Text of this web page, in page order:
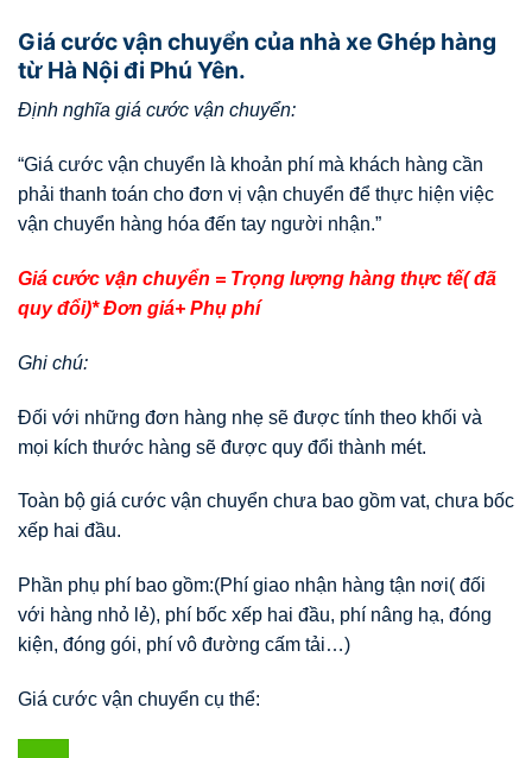
Giá cước vận chuyển của nhà xe Ghép hàng
từ Hà Nội đi Phú Yên.
Định nghĩa giá cước vận chuyển:
“Giá cước vận chuyển là khoản phí mà khách hàng cần
phải thanh toán cho đơn vị vận chuyển để thực hiện việc
vận chuyển hàng hóa đến tay người nhận.”
Giá cước vận chuyển = Trọng lượng hàng thực tế( đã
quy đổi)* Đơn giá+ Phụ phí
Ghi chú:
Đối với những đơn hàng nhẹ sẽ được tính theo khối và
mọi kích thước hàng sẽ được quy đổi thành mét.
Toàn bộ giá cước vận chuyển chưa bao gồm vat, chưa bốc
xếp hai đầu.
Phần phụ phí bao gồm:(Phí giao nhận hàng tận nơi( đối
với hàng nhỏ lẻ), phí bốc xếp hai đầu, phí nâng hạ, đóng
kiện, đóng gói, phí vô đường cấm tải…)
Giá cước vận chuyển cụ thể: